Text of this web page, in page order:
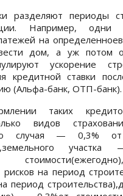
разделяют периоды
Например,
на
дом, а уж потом
ускорение
кредитной ставки
(Альфа-банк, ОТП-банк).
таких
видов
случая — 0,3%
на период
период